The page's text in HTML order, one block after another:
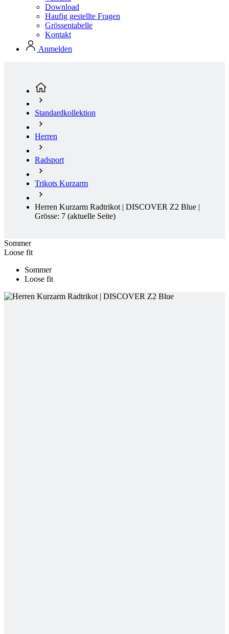
Anmelden
Herren
Radsport
Trikots Kurzarm
Herren Kurzarm Radtrikot | DISCOVER Z2 Blue |
Grösse: 7
Sommer
Loose fit